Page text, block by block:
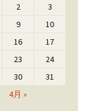
4月 »
2
3
9
10
16
17
23
24
30 31